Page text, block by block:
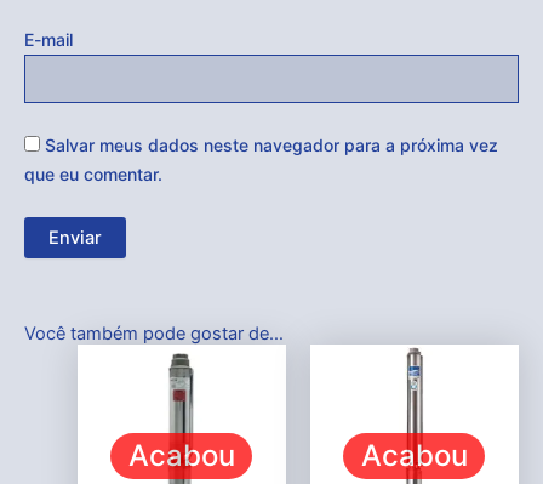
E-mail
Salvar meus dados neste navegador para a próxima vez
que eu comentar.
Você também pode gostar de…
Acabou Acabou